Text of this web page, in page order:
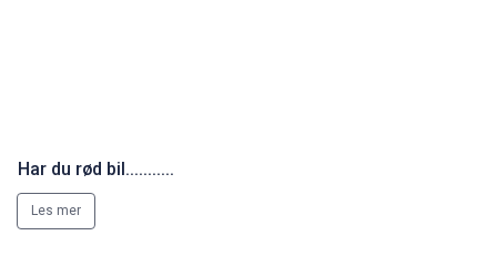
Har du rød bil...........
Les mer